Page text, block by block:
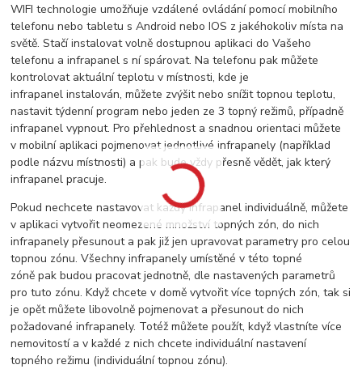
WIFI technologie umožňuje vzdálené ovládání pomocí mobilního
telefonu nebo tabletu s Android nebo IOS z jakéhokoliv místa na
světě. Stačí instalovat volně dostupnou aplikaci do Vašeho
telefonu a infrapanel s ní spárovat. Na telefonu pak můžete
kontrolovat aktuální teplotu v místnosti, kde je
infrapanel instalován, můžete zvýšit nebo snížit topnou teplotu,
nastavit týdenní program nebo jeden ze 3 topný režimů, případně
infrapanel vypnout. Pro přehlednost a snadnou orientaci můžete
v mobilní aplikaci pojmenovat jednotlivé infrapanely (například
podle názvu místnosti) a pak bude vždy přesně vědět, jak který
infrapanel pracuje.
Pokud nechcete nastavovat každý infrapanel individuálně, můžete
v aplikaci vytvořit neomezené množství topných zón, do nich
infrapanely přesunout a pak již jen upravovat parametry pro celou
topnou zónu. Všechny infrapanely umístěné v této topné
zóně pak budou pracovat jednotně, dle nastavených parametrů
pro tuto zónu. Když chcete v domě vytvořit více topných zón, tak si
je opět můžete libovolně pojmenovat a přesunout do nich
požadované infrapanely. Totéž můžete použít, když vlastníte více
nemovitostí a v každé z nich chcete individuální nastavení
topného režimu (individuální topnou zónu).